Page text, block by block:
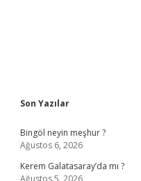
Sidebar
Son Yazılar
Bingöl neyin meşhur ?
Ağustos 6, 2026
Kerem Galatasaray’da mı ?
Ağustos 5, 2026